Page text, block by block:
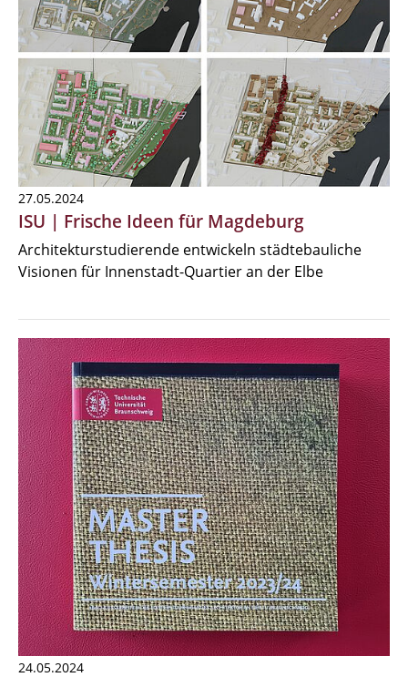
27.05.2024
ISU | Frische Ideen für Magdeburg
Architekturstudierende entwickeln städtebauliche
Visionen für Innenstadt-Quartier an der Elbe
24.05.2024